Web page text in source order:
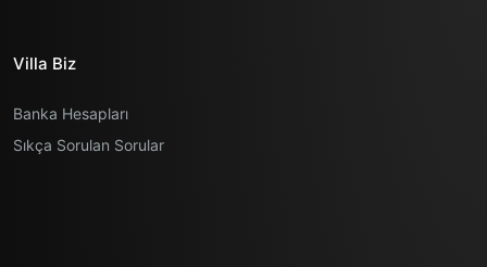
Villa Biz
Banka Hesapları
Sıkça Sorulan Sorular